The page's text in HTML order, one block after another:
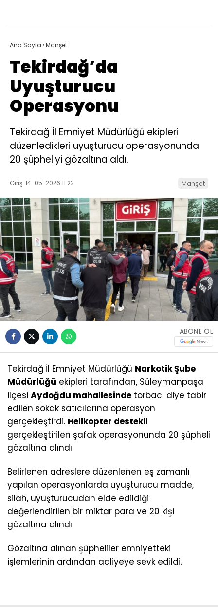
Ana Sayfa ›Manşet
Tekirdağ’da
Uyuşturucu
Operasyonu
Tekirdağ İl Emniyet Müdürlüğü ekipleri
düzenledikleri uyuşturucu operasyonunda
20 şüpheliyi gözaltına aldı.
Giriş: 14-05-2026 11:22 Manşet
ABONE OL
Tekirdağ İl Emniyet Müdürlüğü Narkotik Şube
Müdürlüğü ekipleri tarafından, Süleymanpaşa
ilçesi Aydoğdu mahallesinde torbacı diye tabir
edilen sokak satıcılarına operasyon
gerçekleştirdi. Helikopter destekli
gerçekleştirilen şafak operasyonunda 20 şüpheli
gözaltına alındı.
Belirlenen adreslere düzenlenen eş zamanlı
yapılan operasyonlarda uyuşturucu madde,
silah, uyuşturucudan elde edildiği
değerlendirilen bir miktar para ve 20 kişi
gözaltına alındı.
Gözaltına alınan şüpheliler emniyetteki
işlemlerinin ardından adliyeye sevk edildi.